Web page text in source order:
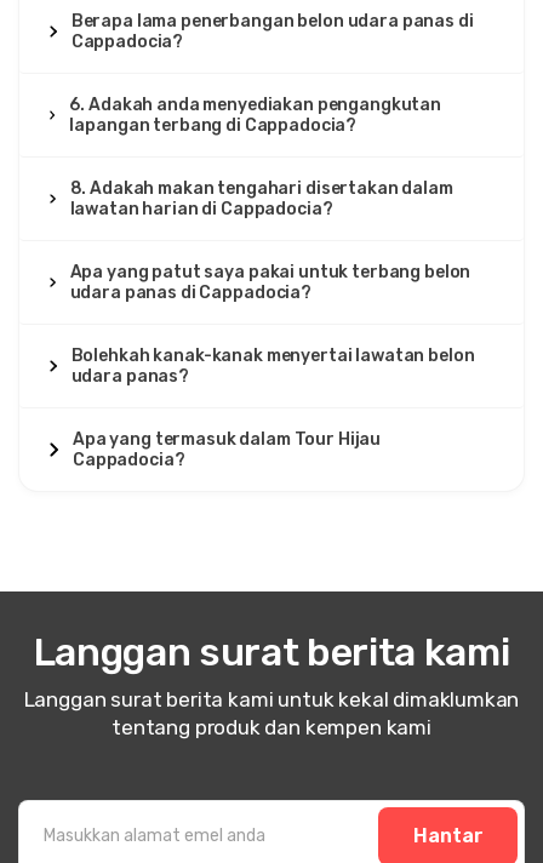
Berapa lama penerbangan belon udara panas di
Cappadocia?
6. Adakah anda menyediakan pengangkutan
lapangan terbang di Cappadocia?
8. Adakah makan tengahari disertakan dalam
lawatan harian di Cappadocia?
Apa yang patut saya pakai untuk terbang belon
udara panas di Cappadocia?
Bolehkah kanak-kanak menyertai lawatan belon
udara panas?
Apa yang termasuk dalam Tour Hijau
Cappadocia?
Langgan surat berita kami
Langgan surat berita kami untuk kekal dimaklumkan
tentang produk dan kempen kami
Hantar